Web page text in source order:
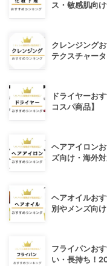
ス・敏感肌向
クレンジング
テクスチャー
ドライヤーお
コスパ商品】
ヘアアイロン
ズ向け・海外
ヘアオイルお
別やメンズ向け
フライパンお
い・長持ち！